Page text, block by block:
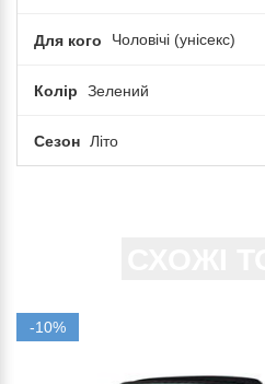
Для кого Чоловічі (унісекс)
Колір Зелений
Сезон Літо
-10%